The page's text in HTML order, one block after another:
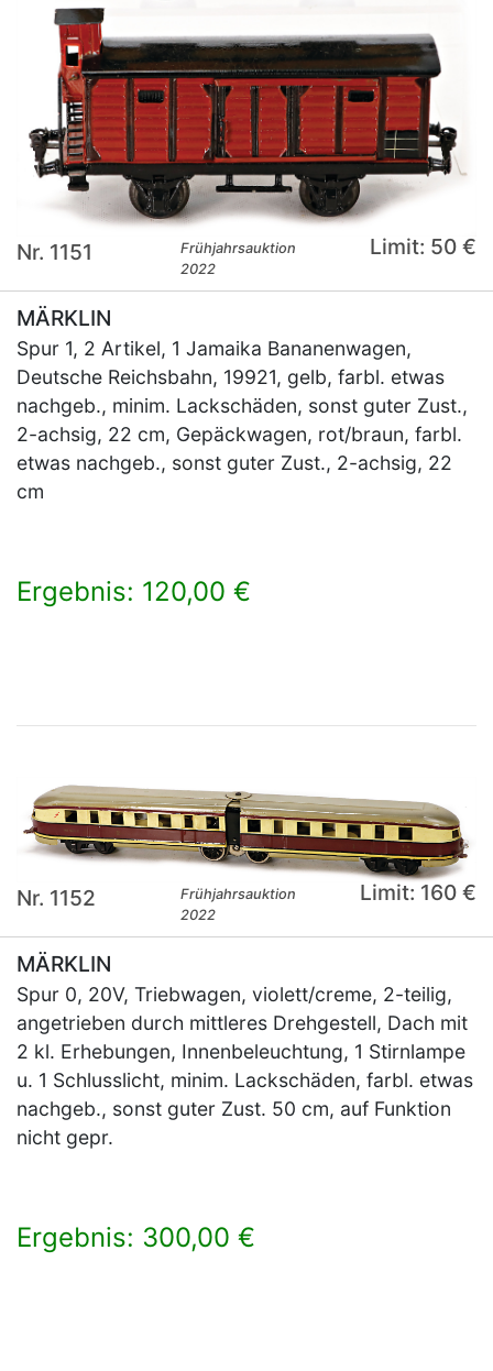
Nr. 1151
Frühjahrsauktion
2022
Limit: 50 €
MÄRKLIN
Spur 1, 2 Artikel, 1 Jamaika Bananenwagen,
Deutsche Reichsbahn, 19921, gelb, farbl. etwas
nachgeb., minim. Lackschäden, sonst guter Zust.,
2-achsig, 22 cm, Gepäckwagen, rot/braun, farbl.
etwas nachgeb., sonst guter Zust., 2-achsig, 22
cm
Ergebnis: 120,00 €
Nr. 1152
Frühjahrsauktion
2022
Limit: 160 €
MÄRKLIN
Spur 0, 20V, Triebwagen, violett/creme, 2-teilig,
angetrieben durch mittleres Drehgestell, Dach mit
2 kl. Erhebungen, Innenbeleuchtung, 1 Stirnlampe
u. 1 Schlusslicht, minim. Lackschäden, farbl. etwas
nachgeb., sonst guter Zust. 50 cm, auf Funktion
nicht gepr.
Ergebnis: 300,00 €